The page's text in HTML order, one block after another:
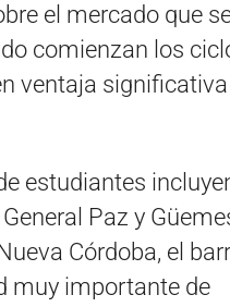
el mercado que
comienzan los
ventaja
estudiantes
Paz y
Córdoba, el
muy importante de